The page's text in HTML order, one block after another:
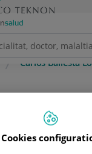
Carlos Ballesta
Cookies